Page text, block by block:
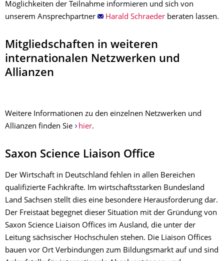
Möglichkeiten der Teilnahme informieren und sich von
unserem Ansprechpartner
Harald Schraederberaten lassen.
Mitgliedschaften in weiteren
internationalen Netzwerken und
Allianzen
Weitere Informationen zu den einzelnen Netzwerken und
Allianzen finden Sie
hier.
Saxon Science Liaison Office
Der Wirtschaft in Deutschland fehlen in allen Bereichen
qualifizierte Fachkräfte. Im wirtschaftsstarken Bundesland
Land Sachsen stellt dies eine besondere Herausforderung dar.
Der Freistaat begegnet dieser Situation mit der Gründung von
Saxon Science Liaison Offices im Ausland, die unter der
Leitung sächsischer Hochschulen stehen. Die Liaison Offices
bauen vor Ort Verbindungen zum Bildungsmarkt auf und sind